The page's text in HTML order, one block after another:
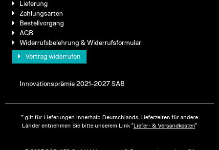
Lieferung
Zahlungsarten
Bestellvorgang
AGB
Widerrufsbelehrung & Widerrufsformular
Vertrag widerrufen
Innovationsprämie 2021-2027 SAB
* gilt für Lieferungen innerhalb Deutschlands, Lieferzeiten für andere
Länder entnehmen Sie bitte unserem Link "Liefer- & Versandkosten"